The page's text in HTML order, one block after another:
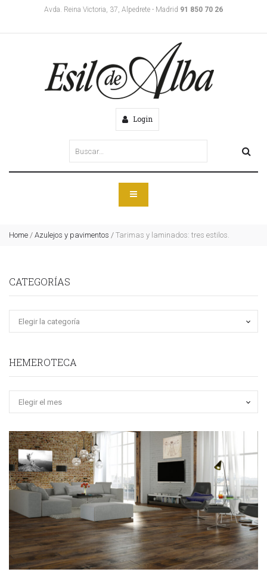
Avda. Reina Victoria, 37, Alpedrete - Madrid 91 850 70 26
Login
Home / Azulejos y pavimentos / Tarimas y laminados: tres estilos.
CATEGORÍAS
HEMEROTECA